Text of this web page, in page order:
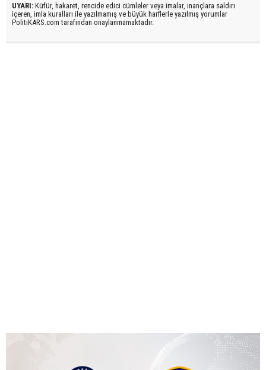
UYARI: Küfür, hakaret, rencide edici cümleler veya imalar, inançlara saldırı
içeren, imla kuralları ile yazılmamış ve büyük harflerle yazılmış yorumlar
PolitiKARS.com tarafından onaylanmamaktadır.